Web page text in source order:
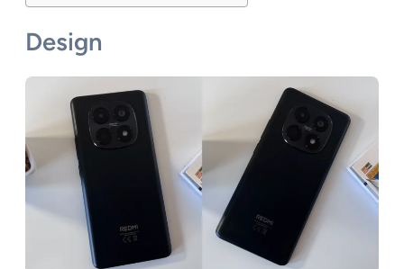
Design